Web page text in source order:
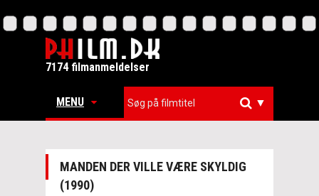
7174 filmanmeldelser
MENU ▼
MANDEN DER VILLE VÆRE SKYLDIG
(1990)